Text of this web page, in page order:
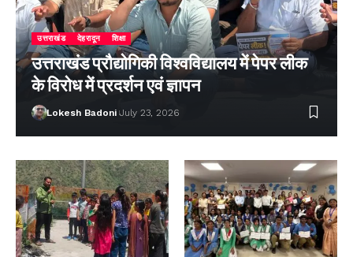
उत्तराखंड देहरादून शिक्षा
उत्तराखंड प्रौद्योगिकी विश्वविद्यालय में पेपर लीक
के विरोध में प्रदर्शन एवं ज्ञापन
Lokesh Badoni July 23, 2026